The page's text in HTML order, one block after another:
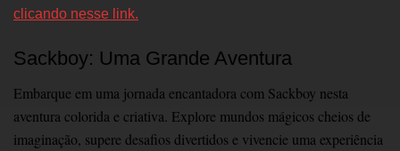
clicando nesse link.
Sackboy: Uma Grande Aventura
Embarque em uma jornada encantadora com Sackboy nesta
aventura colorida e criativa. Explore mundos mágicos cheios de
imaginação, supere desafios divertidos e vivencie uma experiência